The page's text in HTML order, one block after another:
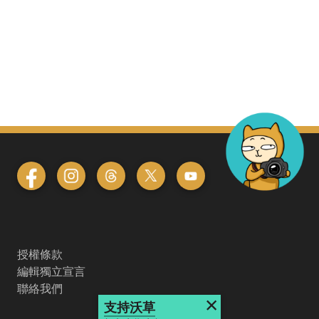
授權條款
編輯獨立宣言
聯絡我們
支持沃草 ×